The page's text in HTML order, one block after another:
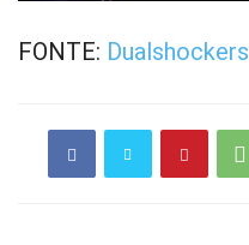
FONTE: Dualshockers